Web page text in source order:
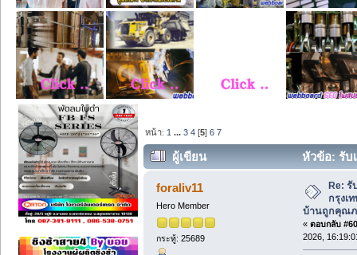
หน้า: 1 ...3 4 [5]6 7
ผู้เขียน
หัวข้อ: รับ
บ้านถูกคุณภาพสูงสำหรับบ้านใหม่ (อ่าน
foraliv11
Hero Member
กระทู้: 25689
Re: รั
กรุงเ
บ้านถูกคุณภ
« ตอบกลับ
2026,